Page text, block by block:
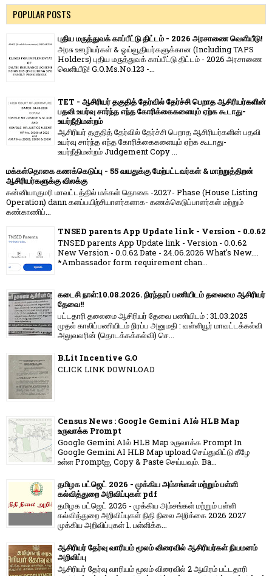
POPULAR POSTS
புதிய மருத்துவக் காப்பீட்டு திட்டம் - 2026 அரசாணை வெளியீடு!
அரசு ஊழியர்கள் & ஓய்வூதியர்களுக்கான (Including TAPS
Holders) புதிய மருத்துவக் காப்பீட்டு திட்டம் - 2026 அரசாணை
வெளியீடு! G.O.Ms.No.123 -...
TET - ஆசிரியர் தகுதித் தேர்வில் தேர்ச்சி பெறாத ஆசிரியர்களின்
பதவி உயர்வு சார்ந்த எந்த கோரிக்கைகளையும் ஏற்க கூடாது-
உயர்நீதிமன்றம்
ஆசிரியர் தகுதித் தேர்வில் தேர்ச்சி பெறாத ஆசிரியர்களின் பதவி
உயர்வு சார்ந்த எந்த கோரிக்கைகளையும் ஏற்க கூடாது-
உயர்நீதிமன்றம் Judgement Copy ...
மக்கள்தொகை கணக்கெடுப்பு - 55 வயதுக்கு மேற்பட்டவர்கள் & மாற்றுத்திறன்
ஆசிரியர்களுக்கு விலக்கு
கன்னியாகுமரி மாவட்டத்தில் மக்கள் தொகை -2027- Phase (House Listing
Operation) dann களப்பயிற்சியாளர்களாக- கணக்கெடுப்பாளர்கள் மற்றும்
கண்காணிப்...
TNSED parents App Update link - Version - 0.0.62
TNSED parents App Update link - Version - 0.0.62
New Version - 0.0.62 Date - 24.06.2026 What's New....
*Ambassador form requirement chan...
கடைசி நாள்:10.08.2026. நிரந்தரப் பணியிடம் தலைமை ஆசிரியர்
தேவை!!
பட்டதாரி தலைமை ஆசிரியர் தேவை பணியிடம் : 31.03.2025
முதல் காலிப்பணியிடம் நிரப்ப அனுமதி : வள்ளியூர் மாவட்டக்கல்வி
அலுவலரின் (தொடக்கக்கல்வி) செ...
B.Lit Incentive G.O
CLICK LINK DOWNLOAD
Census News : Google Gemini AIல் HLB Map
உருவாக்க Prompt
Google Gemini AIல் HLB Map உருவாக்க Prompt In
Google Gemini AI HLB Map upload செய்துவிட்டு கீழே
உள்ள Promptஐ, Copy & Paste செய்யவும். Ba...
தமிழக பட்ஜெட் 2026 - முக்கிய அம்சங்கள் மற்றும் பள்ளி
கல்வித்துறை அறிவிப்புகள் pdf
தமிழக பட்ஜெட் 2026 - முக்கிய அம்சங்கள் மற்றும் பள்ளி
கல்வித்துறை அறிவிப்புகள் நிதி நிலை அறிக்கை 2026 2027
முக்கிய அறிவிப்புகள் 1. பள்ளிக்க...
ஆசிரியர் தேர்வு வாரியம் மூலம் விரைவில் ஆசிரியர்கள் நியமனம்
அறிவிப்பு
ஆசிரியர் தேர்வு வாரி​யம் மூலம் விரை​வில் 2 ஆயிரம் பட்​ட​தாரி